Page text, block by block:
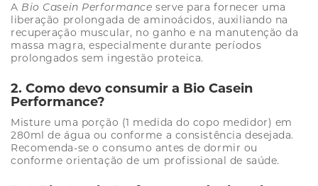
A Bio Casein Performance serve para fornecer uma
liberação prolongada de aminoácidos, auxiliando na
recuperação muscular, no ganho e na manutenção da
massa magra, especialmente durante períodos
prolongados sem ingestão proteica.
2. Como devo consumir a Bio Casein
Performance?
Misture uma porção (1 medida do copo medidor) em
280ml de água ou conforme a consistência desejada.
Recomenda-se o consumo antes de dormir ou
conforme orientação de um profissional de saúde.